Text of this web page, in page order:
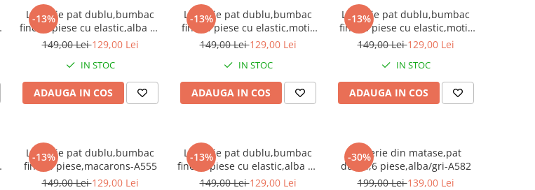
-13%
Lenjerie pat dublu,bumbac
finet,6 piese cu elastic,alba cu
flori-A315
149,00 Lei129,00 Lei
IN STOC
ADAUGA IN COS
-13%
Lenjerie pat dublu,bumbac
finet,6 piese cu elastic,motiv
traditional rosu verde-A422
149,00 Lei129,00 Lei
IN STOC
ADAUGA IN COS
-13%
Lenjerie pat dublu,bumbac
finet,6 piese cu elastic,motiv
traditional cu flori-A424
149,00 Lei129,00 Lei
IN STOC
ADAUGA IN COS
-13%
Lenjerie pat dublu,bumbac
finet,6 piese,macarons-A555
149,00 Lei129,00 Lei
-13%
Lenjerie pat dublu,bumbac
finet,6 piese cu elastic,alba cu
scoici-A558
149,00 Lei129,00 Lei
-30%
Lenjerie din matase,pat
dublu,6 piese,alba/gri-A582
199,00 Lei139,00 Lei